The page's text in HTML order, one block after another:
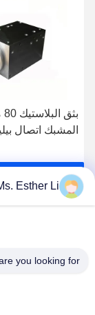
المشبك اتصال
آلة المواد 38CrMoAla
احصل على
Esther Li
you looking for?